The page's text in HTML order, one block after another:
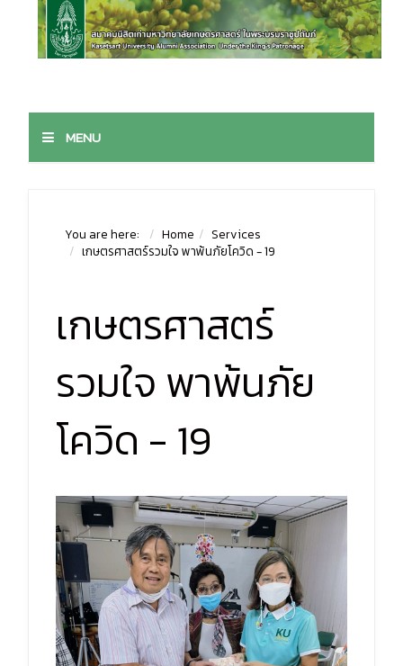
MENU
You are here: Home
Services
เกษตรศาสตร์รวมใจ พาพ้นภัยโควิด - 19
เกษตรศาสตร์
รวมใจ พาพ้นภัย
โควิด - 19